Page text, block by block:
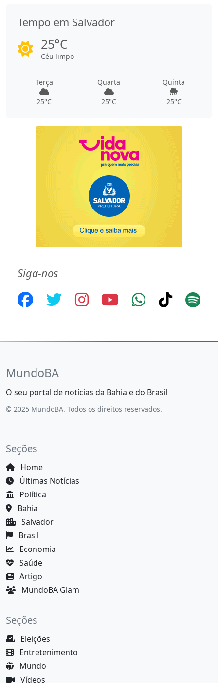
Tempo em Salvador
25°C
Céu limpo
Terça
25°C
Quarta
25°C
Quinta
25°C
Siga-nos
MundoBA
O seu portal de notícias da Bahia e do Brasil
© 2025 MundoBA. Todos os direitos reservados.
Seções
Home
Últimas Notícias
Política
Bahia
Salvador
Brasil
Economia
Saúde
Artigo
MundoBA Glam
Seções
Eleições
Entretenimento
Mundo
Vídeos